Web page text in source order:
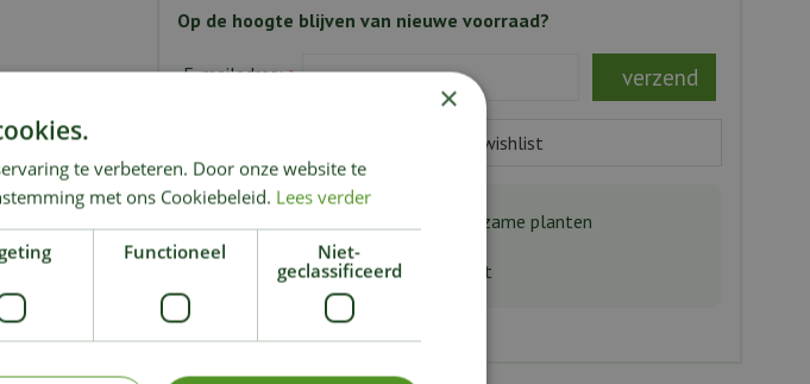
Op de hoogte blijven van nieuwe voorraad?
E-mailadres:*
Groot aanbod bijzondere & zeldzame planten
Planten van de hoogste kwaliteit
van nature
alleen leuk
dus de
plant in
lichtvochtige
en andere
×
te verbeteren. Door onze website te
met ons Cookiebeleid. Lees verder
Functioneel
Niet-
geclassificeerd